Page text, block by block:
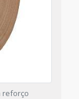
reforço